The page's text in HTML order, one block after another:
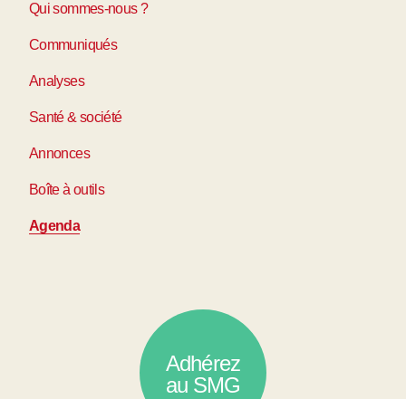
Qui sommes-nous ?
Communiqués
Analyses
Santé & société
Annonces
Boîte à outils
Agenda
Adhérez
au SMG